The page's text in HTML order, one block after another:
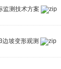
监测技术方案
坡变形观测